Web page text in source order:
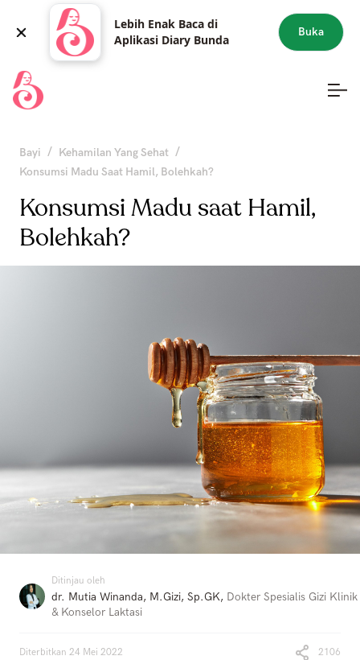
Lebih Enak Baca di
Aplikasi Diary Bunda
Buka
Bayi / Kehamilan Yang Sehat /
Konsumsi Madu Saat Hamil, Bolehkah?
Konsumsi Madu saat Hamil,
Bolehkah?
Ditinjau oleh
dr. Mutia Winanda, M.Gizi, Sp.GK, Dokter Spesialis Gizi Klinik
& Konselor Laktasi
Diterbitkan 24 Mei 2022 2106